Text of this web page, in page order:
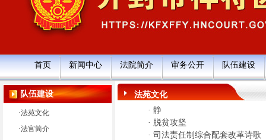
首页 新闻中心 法院简介 审务公开 队伍建设
队伍建设
·法苑文化
·法官简介
法苑文化
· 静
· 脱贫攻坚
· 司法责任制综合配套改革诗歌